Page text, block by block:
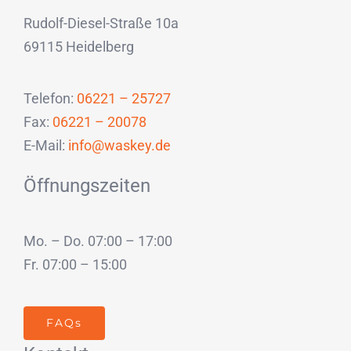
Rudolf-Diesel-Straße 10a
69115 Heidelberg
Telefon: 06221 – 25727
Fax: 06221 – 20078
E-Mail: info@waskey.de
Öffnungszeiten
Mo. – Do. 07:00 – 17:00
Fr. 07:00 – 15:00
FAQs